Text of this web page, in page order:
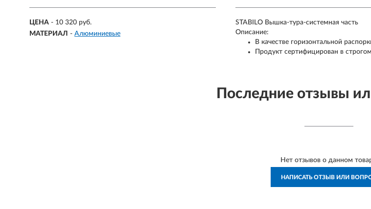
ЦЕНА - 10 320 руб.
МАТЕРИАЛ - Алюминиевые
STABILO Вышка-тура-системная часть
Описание:
В качестве горизонтальной
Продукт сертифицирован в
Последние отзывы
Нет отзывов о данном
НАПИСАТЬ ОТЗЫВ ИЛИ